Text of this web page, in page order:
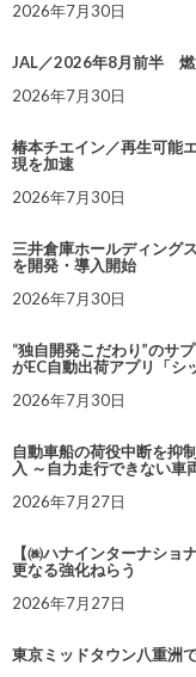
2026年7月30日
JAL／2026年8月前半 燃
2026年7月30日
椿本チエイン／再生可能
現を加速
2026年7月30日
三井倉庫ホールディング
を開発・導入開始
2026年7月30日
“独自開発こだわり”のサ
がEC自動出荷アプリ「シ
2026年7月30日
自動車船の荷役中断を抑
入 ～自力走行できない車
2026年7月27日
【㈱ハナインターナシ
更なる強化ねらう
2026年7月27日
東京ミッドタウン八重洲